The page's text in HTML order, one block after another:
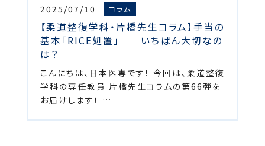
2025/07/10 コラム
【柔道整復学科・片橋先生コラム】手当の
基本「RICE処置」──いちばん大切なの
は？
こんにちは、日本医専です！ 今回は、柔道整復
学科の専任教員 片橋先生コラムの第66弾を
お届けします！ …